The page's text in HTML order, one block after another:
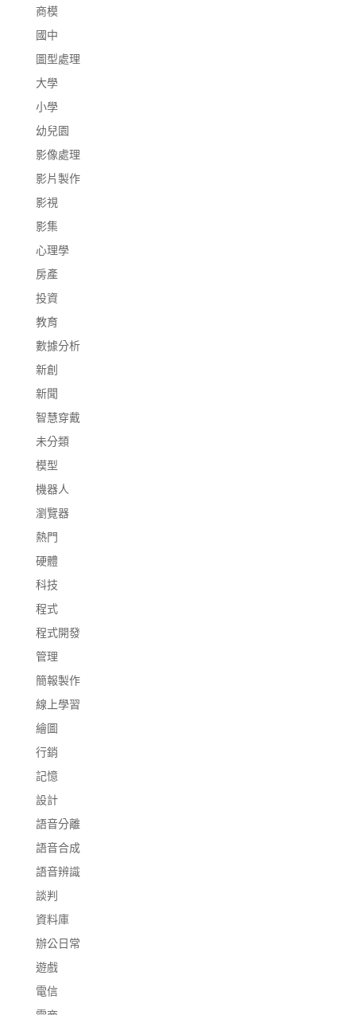
商模
國中
圖型處理
大學
小學
幼兒園
影像處理
影片製作
影視
影集
心理學
房產
投資
教育
數據分析
新創
新聞
智慧穿戴
未分類
模型
機器人
瀏覽器
熱門
硬體
科技
程式
程式開發
管理
簡報製作
線上學習
繪圖
行銷
記憶
設計
語音分離
語音合成
語音辨識
談判
資料庫
辦公日常
遊戲
電信